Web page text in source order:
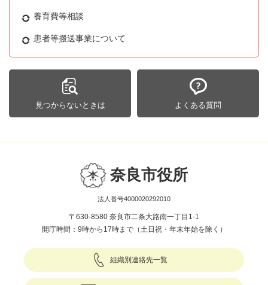
養育費等相談
患者等搬送事業について
見つからないときは よくある質問
奈良市役所
法人番号4000020292010
〒630-8580 奈良市二条大路南一丁目1-1
開庁時間：9時から17時まで（土日祝・年末年始を除く）
組織別連絡先一覧